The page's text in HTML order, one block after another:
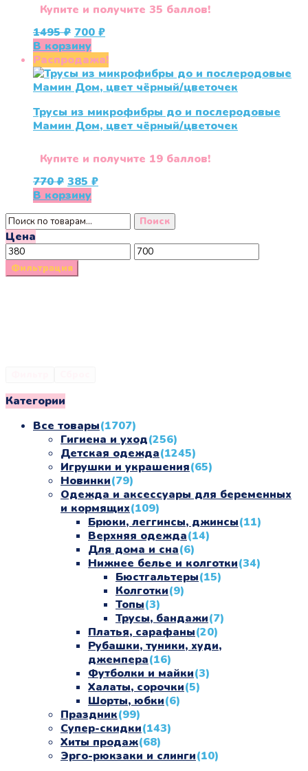
Купите и получите 35 баллов!
1495₽ Первоначальная
цена
составляла
1495 ₽.
700 ₽Текущая
700 ₽.
В корзину
Распродажа!
Трусы из микрофибры до и послеродовые
Мамин Дом, цвет чёрный/цветочек
Купите и получите 19 баллов!
770₽ Первоначальная
цена
770 ₽.
385 ₽Текущая
В корзину
Искать:
Поиск
Цена
Минимальная
цена
Максимальная
цена
Фильтрация
Категории
Все товары(1707)
Гигиена и уход(256)
Детская одежда(1245)
Игрушки и украшения(65)
Новинки(79)
Одежда и аксессуары для беременных
и кормящих(109)
Брюки, леггинсы, джинсы(11)
Верхняя одежда(14)
Для дома и сна(6)
Нижнее белье и колготки(34)
Бюстгальтеры(15)
Колготки(9)
Топы(3)
Трусы, бандажи(7)
Платья, сарафаны(20)
Рубашки, туники, худи,
джемпера(16)
Футболки и майки(3)
Халаты, сорочки(5)
Шорты, юбки(6)
Праздник(99)
Супер-скидки(143)
Хиты продаж(68)
Эрго-рюкзаки и слинги(10)